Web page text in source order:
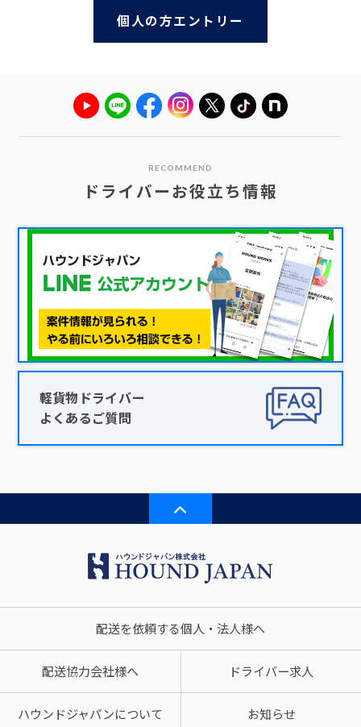
個人の方エントリー
RECOMMEND
ドライバーお役立ち情報
軽貨物ドライバー
よくあるご質問
配送を依頼する個人・法人様へ
配送協力会社様へ ドライバー求人
ハウンドジャパンについて お知らせ